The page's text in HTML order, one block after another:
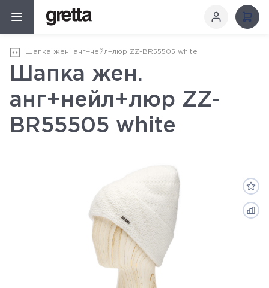
Шапка жен. анг+нейл+люр ZZ-BR55505 white
Шапка жен.
анг+нейл+люр ZZ-
BR55505 white